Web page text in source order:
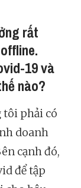
rất
19 và
nào?
tôi phải có
doanh
cạnh đó,
để tập